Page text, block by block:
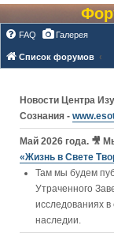
FAQ Галерея
Список форумов
Новости Центра
Сознания -
Май 2026 года. 🎥
«Жизнь в Свете
Там мы будем
Утраченного
исследованиях
наследии.